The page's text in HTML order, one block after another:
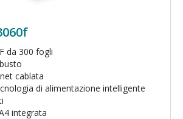
da 300 fogli
cablata
di alimentazione intelligente
integrata